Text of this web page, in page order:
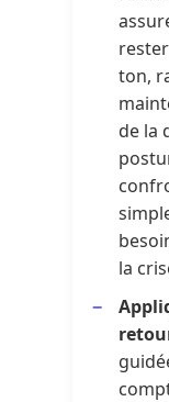
ton,
de la
la